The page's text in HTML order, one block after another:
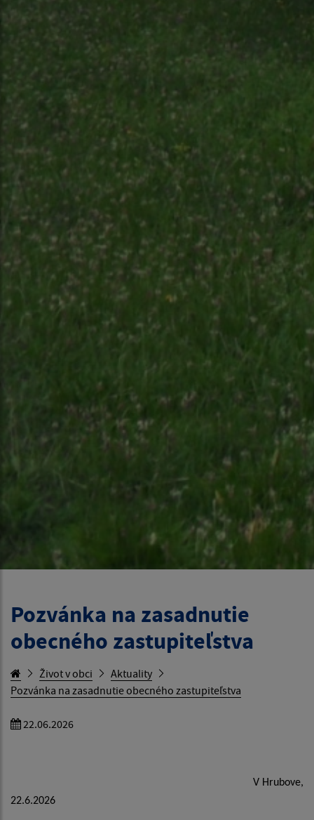
Pozvánka na zasadnutie
obecného zastupiteľstva
Život v obci
Aktuality
Pozvánka na zasadnutie obecného zastupiteľstva
22.06.2026
V Hrubove,
22.6.2026